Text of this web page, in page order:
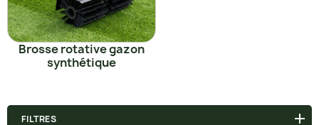
Brosse rotative gazon
synthétique
FILTRES